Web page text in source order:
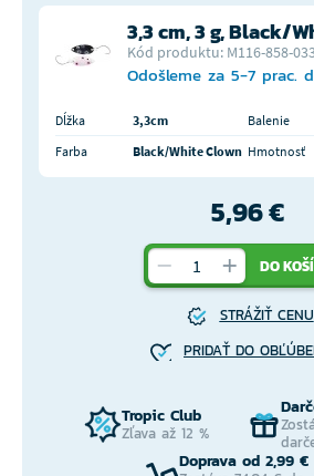
3,3 cm, 3 g, Black/
Kód produktu: M116-858-
Odošleme za 5-7 prac.
Dĺžka 3,3cm Balenie
Farba
Black/White Clown Hmotnosť
5,96 €
DO
STRÁŽIŤ CENU
PRIDAŤ DO
Tropic Club
Zľava až 12 %
Doprava od 2,99 €